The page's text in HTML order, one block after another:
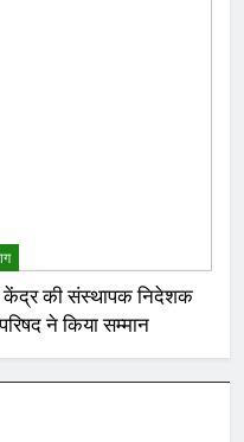
केंद्र की संस्थापक निदेशक
ने किया सम्मान